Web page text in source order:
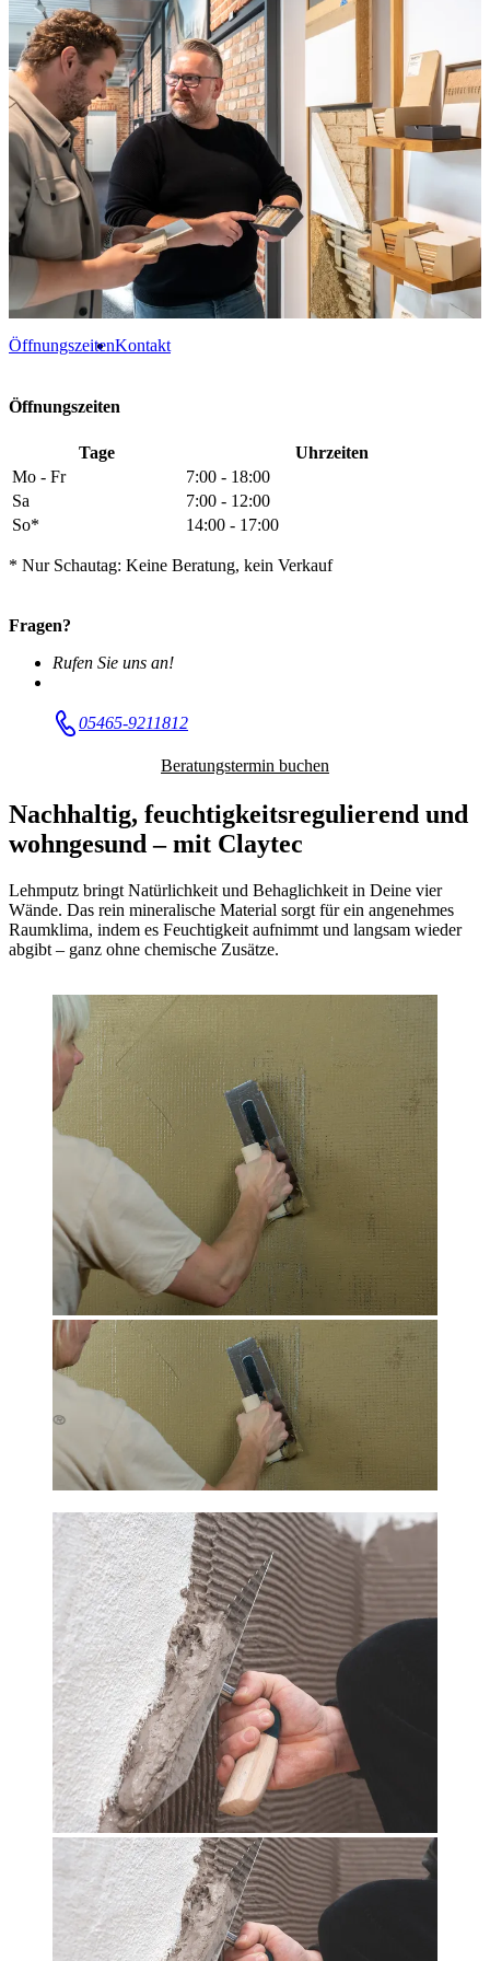
ÖffnungszeitenKontakt
Öffnungszeiten
Tage
Uhrzeiten
Mo - Fr
7:00 - 18:00
Sa
7:00 - 12:00
So*
14:00 - 17:00
* Nur Schautag: Keine Beratung, kein Verkauf
Fragen?
Rufen Sie uns an!
05465-9211812
Beratungstermin buchen
Nachhaltig, feuchtigkeitsregulierend und
wohngesund – mit Claytec
Lehmputz bringt Natürlichkeit und Behaglichkeit in Deine vier
Wände. Das rein mineralische Material sorgt für ein angenehmes
Raumklima, indem es Feuchtigkeit aufnimmt und langsam wieder
abgibt – ganz ohne chemische Zusätze.